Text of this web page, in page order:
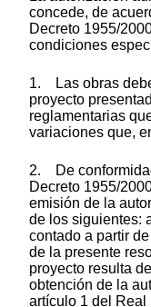
concede, de
Decreto 1955/
condiciones
1. Las obras
proyecto
reglamentarias
variaciones que,
2. De
Decreto 1955/
emisión de la
de los siguientes:
contado a partir
de la presente
proyecto resulta
obtención de la
artículo 1 del Real